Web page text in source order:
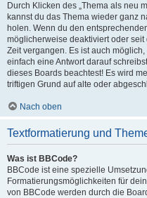
Durch Klicken des „Thema als neu
kannst du das Thema wieder ganz
holen. Wenn du den
möglicherweise deaktiviert oder
Zeit vergangen. Es ist auch
einfach eine Antwort darauf
dieses Boards beachtest! Es wird
triftigen Grund auf alte oder
Nach oben
Textformatierung und
Was ist BBCode?
BBCode ist eine spezielle
Formatierungsmöglichkeiten für
von BBCode werden durch die